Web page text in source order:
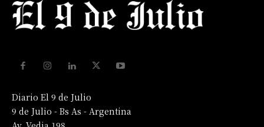
Diario El 9 de Julio
9 de Julio - Bs As - Argentina